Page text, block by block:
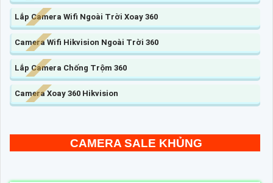
Lắp Camera Wifi Ngoài Trời Xoay 360
Camera Wifi Hikvision Ngoài Trời 360
Lắp Camera Chống Trộm 360
Camera Xoay 360 Hikvision
CAMERA SALE KHỦNG